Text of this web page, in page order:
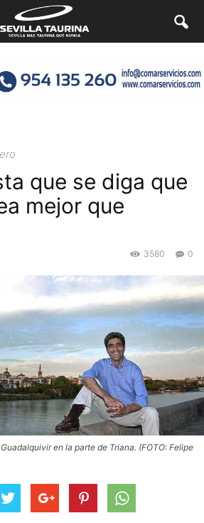
que se diga que
mejor que
0
3580
en la parte de Triana. (FOTO: Felipe